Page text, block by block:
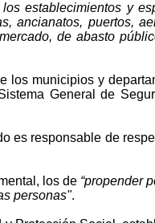
establecimientos y
ancianatos, puertos,
de abasto
municipios y
General de
responsable de
los de “propender
personas".